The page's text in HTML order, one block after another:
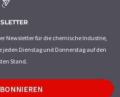
Newsletter für die chemische Industrie,
jeden Dienstag und Donnerstag auf den
Stand.